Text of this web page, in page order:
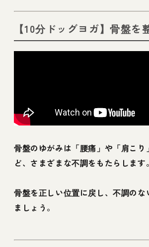
【10分ドッグヨガ】骨盤を
骨盤のゆがみは「腰痛」や「肩こり
ど、さまざまな不調をもたらします。
骨盤を正しい位置に戻し、不調のな
ましょう。